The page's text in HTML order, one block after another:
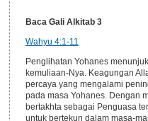
Baca Gali Alkitab 3
Wahyu 4:1-11
Penglihatan Yohanes
kemuliaan-Nya. Keagungan
percaya yang mengalami
pada masa Yohanes. Dengan
bertakhta sebagai Penguasa
untuk bertekun dalam masa-